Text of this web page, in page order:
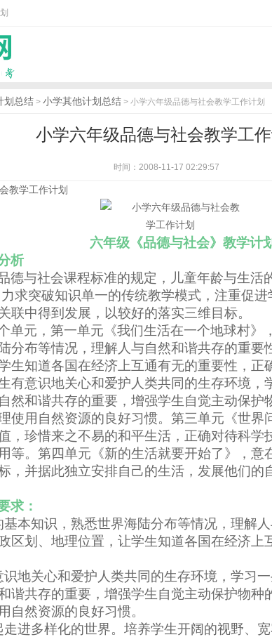
划总结 > 小学其他计划总结 > 小学六年级品德与社会教学工作计划
小学六年级品德与社会教学工作
时间：2008-11-17 02:29:57
教学工作计划
六年级《品德与社会》教学计
析
德与社会课程标准的规定，儿童年龄与生活
求突破知识单一的传统教学模式，注重促
联中得到发展，以较好的落实三维目标。
单元，第一单元《我们生活在一个地球村》
分布等情况，理解人与自然和谐共存的重要
生知道各国在经济上互通有无的重要性，正
有意识地关心和爱护人类共同的生存环境，
然和谐共存的重要，增强学生自觉主动保护
使用自然资源的良好习惯。第三单元《世界
，珍惜来之不易的和平生活，正确对待科学
等。第四单元《新的生活就要开始了》，意
，并据此独立安排自己的生活，发展他们的
求：
基本知识，熟悉世界海陆分布等情况，理解
区划、地理位置，让学生知道各国在经济上
识地关心和爱护人类共同的生存环境，学习
谐共存的重要，增强学生自觉主动保护物种
自然资源的良好习惯。
走进多样化的世界。培养学生开阔的视野、